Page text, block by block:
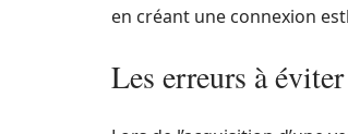
en créant une connexion
Les erreurs à